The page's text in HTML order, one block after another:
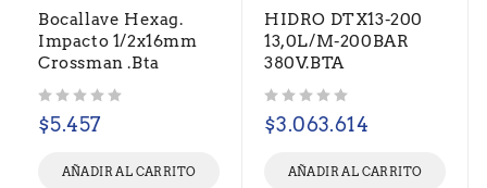
Bocallave Hexag.
Impacto 1/2x16mm
Crossman .Bta
$5.457
AÑADIR AL CARRITO
HIDRO DTX13-200
13,0L/M-200BAR
380V.BTA
$3.063.614
AÑADIR AL CARRITO